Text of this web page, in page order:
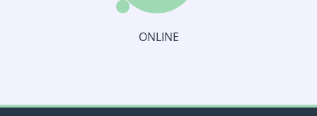
ONLINE